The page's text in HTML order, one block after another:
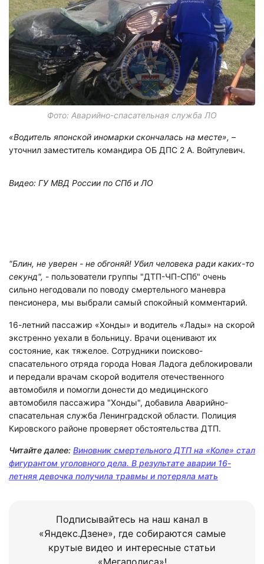
Фото: Аварийно-спасательная служба ЛО
«Водитель японской иномарки скончалась на месте», –
уточнил заместитель командира ОБ ДПС 2 А. Войтулевич.
Видео: ГУ МВД России по СПб и ЛО
"Блин, не уверен - не обгоняй! Убил человека ради каких-то
секунд", - пользователи группы "ДТП-ЧП-СПб" очень
сильно негодовали по поводу смертельного маневра
пенсионера, мы выбрали самый спокойный комментарий.
16-летний пассажир «Хонды» и водитель «Лады» на скорой
экстренно уехали в больницу. Врачи оценивают их
состояние, как тяжелое. Сотрудники поисково-
спасательного отряда города Новая Ладога деблокировали
и передали врачам скорой водителя отечественного
автомобиля и помогли донести до медицинского
автомобиля пассажира "Хонды", добавила Аварийно-
спасательная служба Ленинградской области. Полиция
Кировского районе проверяет обстоятельства ДТП.
Читайте далее: Виновник смертельного ДТП на «Коле» стал
фигурантом уголовного дела. В результате аварии 16-
летняя девочка получила травмы и потеряла мать
Подписывайтесь на наш канал в
«Яндекс.Дзене», где собираются самые
крутые видео и интересные статьи